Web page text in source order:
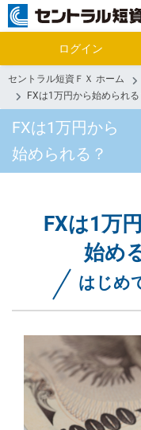
ログイン
セントラル短資ＦＸ ホーム
FXは1万円から始められる
FXは1万円から
始められる？
FXは1万
始め
はじめ